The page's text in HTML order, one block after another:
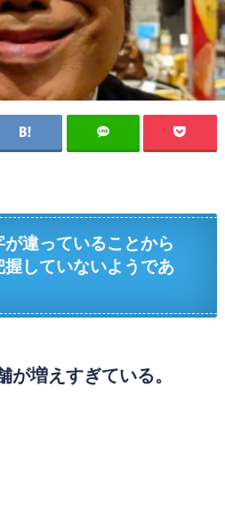
違っていることから
していないようであ
増えすぎている。